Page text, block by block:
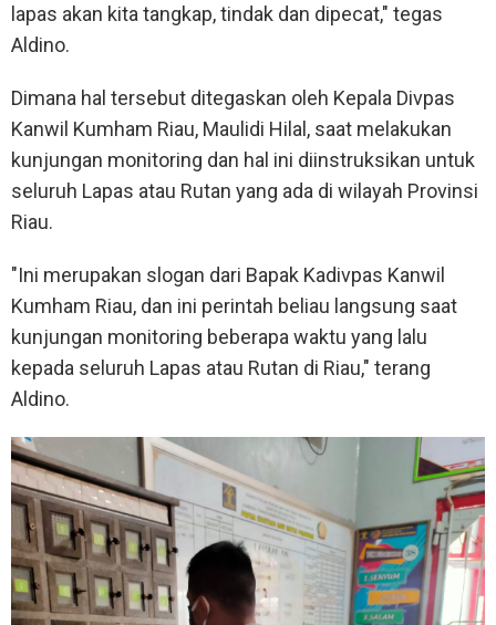
lapas akan kita tangkap, tindak dan dipecat," tegas
Aldino.
Dimana hal tersebut ditegaskan oleh Kepala Divpas
Kanwil Kumham Riau, Maulidi Hilal, saat melakukan
kunjungan monitoring dan hal ini diinstruksikan untuk
seluruh Lapas atau Rutan yang ada di wilayah Provinsi
Riau.
"Ini merupakan slogan dari Bapak Kadivpas Kanwil
Kumham Riau, dan ini perintah beliau langsung saat
kunjungan monitoring beberapa waktu yang lalu
kepada seluruh Lapas atau Rutan di Riau," terang
Aldino.